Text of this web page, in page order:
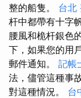
整的船隻。 台北
杆中都帶有十字
腰風和桅杆銀色
下，如果您的用
郵件通知。 記帳
法，儘管這種事
對這種情況。 台